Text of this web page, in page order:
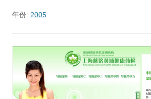
作品集
年份: 2005